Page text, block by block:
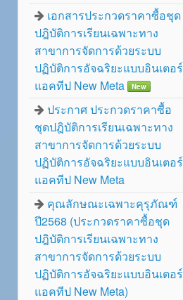
เอกสารประกวดราคาซื้อชุด
ปฎิบัติการเรียนเฉพาะทาง
สาขาการจัดการด้วยระบบ
ปฏิบัติการอัจฉริยะแบบอินเตอร์
แอคทีป New Meta
New
ประกาศ ประกวดราคาซื้อ
ชุดปฎิบัติการเรียนเฉพาะทาง
สาขาการจัดการด้วยระบบ
ปฏิบัติการอัจฉริยะแบบอินเตอร์
แอคทีป New Meta
คุณลักษณะเฉพาะคุรุภัณฑ์
ปี2568 (ประกวดราคาซื้อชุด
ปฎิบัติการเรียนเฉพาะทาง
สาขาการจัดการด้วยระบบ
ปฏิบัติการอัจฉริยะแบบอินเตอร์
แอคทีป New Meta)